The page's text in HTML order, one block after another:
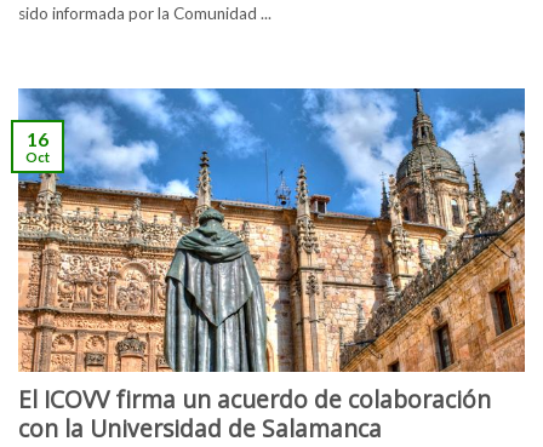
sido informada por la Comunidad ...
El ICOVV firma un acuerdo de colaboración
con la Universidad de Salamanca
16
Oct